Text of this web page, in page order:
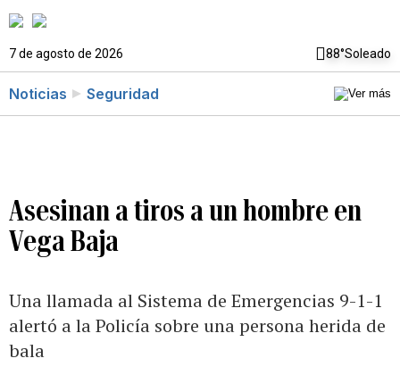
7 de agosto de 2026 88°Soleado
Noticias Seguridad
Asesinan a tiros a un hombre en
Vega Baja
Una llamada al Sistema de Emergencias 9-1-1
alertó a la Policía sobre una persona herida de
bala